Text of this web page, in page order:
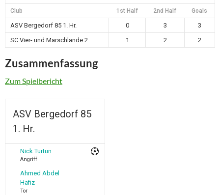
Club 1st Half 2nd Half Goals
ASV Bergedorf 85 1. Hr. 0 3
3
SC Vier- und Marschlande 2
1 2 2
Zusammenfassung
Zum Spielbericht
ASV Bergedorf 85
1. Hr.
Nick Turtun
Angriff
Ahmed Abdel
Hafiz
Tor